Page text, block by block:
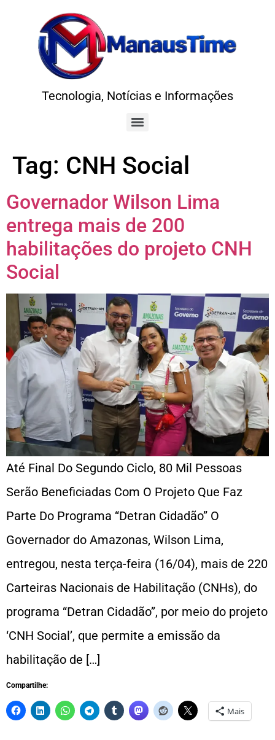
Tecnologia, Notícias e Informações
Tag: CNH Social
Governador Wilson Lima
entrega mais de 200
habilitações do projeto CNH
Social
Até Final Do Segundo Ciclo, 80 Mil Pessoas
Serão Beneficiadas Com O Projeto Que Faz
Parte Do Programa “Detran Cidadão” O
Governador do Amazonas, Wilson Lima,
entregou, nesta terça-feira (16/04), mais de 220
Carteiras Nacionais de Habilitação (CNHs), do
programa “Detran Cidadão”, por meio do projeto
‘CNH Social’, que permite a emissão da
habilitação de […]
Compartilhe:
Mais